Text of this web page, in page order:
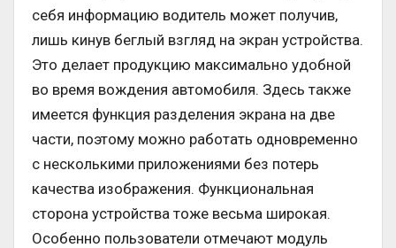
себя информацию водитель может получив,
лишь кинув беглый взгляд на экран устройства.
Это делает продукцию максимально удобной
во время вождения автомобиля. Здесь также
имеется функция разделения экрана на две
части, поэтому можно работать одновременно
с несколькими приложениями без потерь
качества изображения. Функциональная
сторона устройства тоже весьма широкая.
Особенно пользователи отмечают модуль